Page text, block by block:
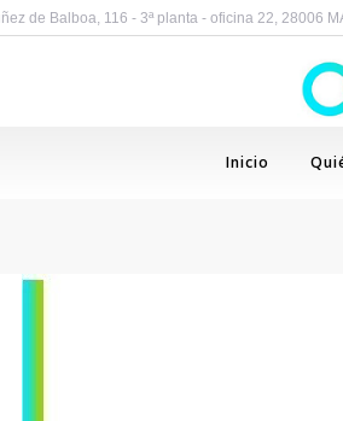
de Balboa, 116 - 3ª planta - oficina 22, 28006
Inicio